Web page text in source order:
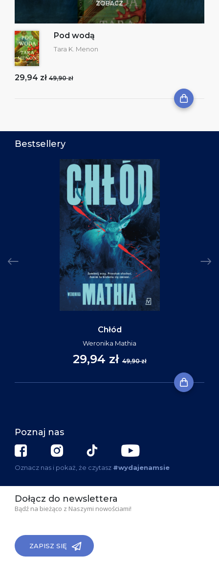
ZOBACZ
Pod wodą
Tara K. Menon
29,94 zł 49,90 zł
Bestsellery
Chłód
Weronika Mathia
29,94 zł 49,90 zł
Poznaj nas
Oznacz nas i pokaż, że czytasz #wydajenamsie
Dołącz do newslettera
Bądź na bieżąco z Naszymi nowościami!
ZAPISZ SIĘ